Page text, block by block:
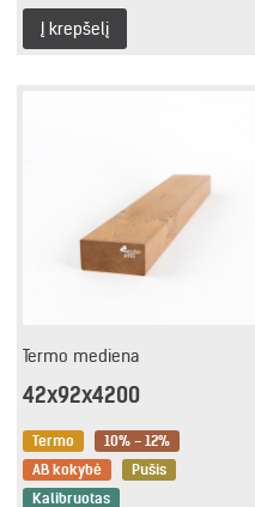
Į krepšelį
Termo mediena
42x92x4200
Termo
10% - 12%
AB kokybė
Pušis
Kalibruotas